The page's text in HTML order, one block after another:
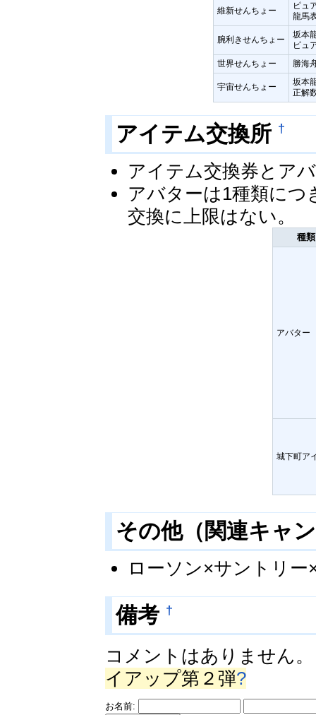
維新せんちょー
ピュ
龍馬
腕利きせんちょー
坂本
ピュ
世界せんちょー
勝海
宇宙せんちょー
坂本
正解
アイテム交換所 †
アイテム交換券とア
アバターは1種類につ
交換に上限はない。
種類
アバター
城下町ア
その他（関連キャ
ローソン×サントリ
備考 †
コメントはありません
イアップ第２弾?
お名前: